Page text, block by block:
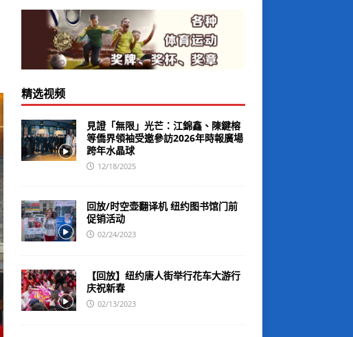
精选视频
見證「無限」光芒：江錦鑫、陳鍵榕
等僑界領袖受邀參訪2026年時報廣場
跨年水晶球
12/18/2025
回放/时空壶翻译机 纽约图书馆门前
促销活动
02/24/2023
【回放】纽约唐人街举行花车大游行
庆祝新春
02/13/2023